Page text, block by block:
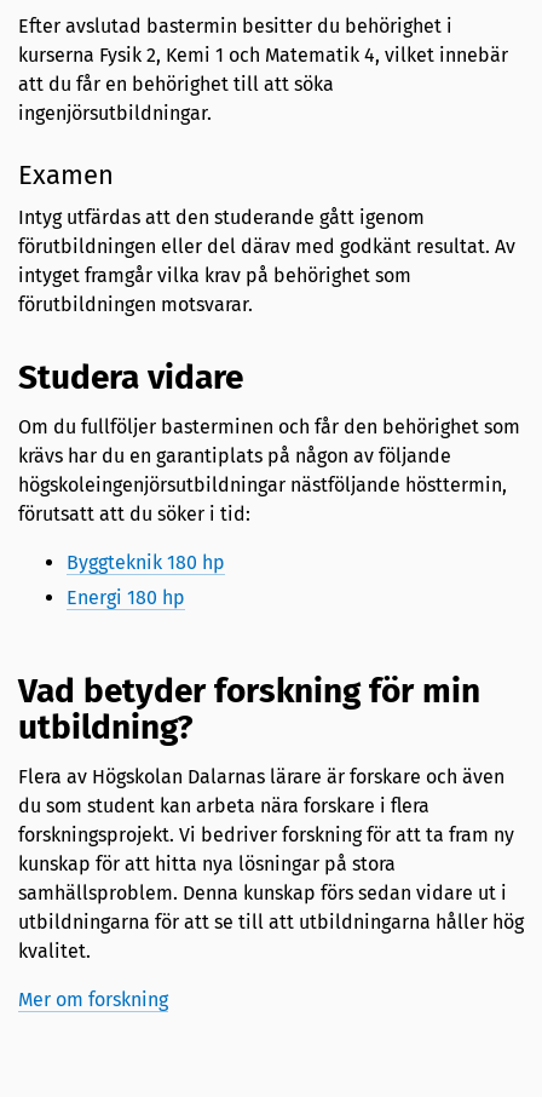
Efter avslutad bastermin besitter du behörighet i
kurserna Fysik 2, Kemi 1 och Matematik 4, vilket innebär
att du får en behörighet till att söka
ingenjörsutbildningar.
Examen
Intyg utfärdas att den studerande gått igenom
förutbildningen eller del därav med godkänt resultat. Av
intyget framgår vilka krav på behörighet som
förutbildningen motsvarar.
Studera vidare
Om du fullföljer basterminen och får den behörighet som
krävs har du en garantiplats på någon av följande
högskoleingenjörsutbildningar nästföljande hösttermin,
förutsatt att du söker i tid:
Byggteknik 180 hp
Energi 180 hp
Vad betyder forskning för min
utbildning?
Flera av Högskolan Dalarnas lärare är forskare och även
du som student kan arbeta nära forskare i flera
forskningsprojekt. Vi bedriver forskning för att ta fram ny
kunskap för att hitta nya lösningar på stora
samhällsproblem. Denna kunskap förs sedan vidare ut i
utbildningarna för att se till att utbildningarna håller hög
kvalitet.
Mer om forskning